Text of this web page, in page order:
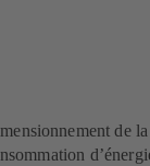
de la